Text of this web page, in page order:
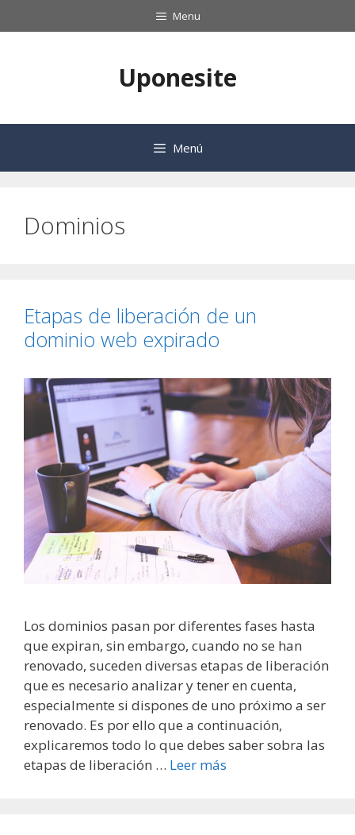
al
Menu
Uponesite
Menú
Dominios
Etapas de liberación de un
dominio web expirado
Los dominios pasan por diferentes fases hasta
que expiran, sin embargo, cuando no se han
renovado, suceden diversas etapas de liberación
que es necesario analizar y tener en cuenta,
especialmente si dispones de uno próximo a ser
renovado. Es por ello que a continuación,
explicaremos todo lo que debes saber sobra las
etapas de liberación … Leer más